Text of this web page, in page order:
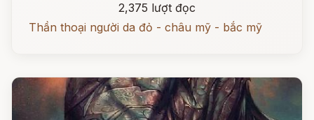
2,375 lượt đọc
Thần thoại người da đỏ - châu mỹ - bắc mỹ